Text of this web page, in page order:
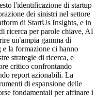
l'identificazione di startup
dei sinistri nel settore
di StartUs Insights, e in
ricerca per parole chiave, AI
un'ampia gamma di
la formazione ci hanno
strategie di ricerca, e
critico confrontando
report azionabili. La
di espansione delle
fondamentali per affinare i